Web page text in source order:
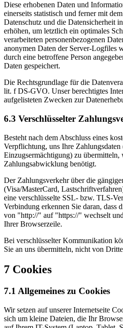
Diese erhobenen Daten und
einerseits statistisch und ferner mit
Datenschutz und die Datensicherheit
erhöhen, um letztlich ein optimales
verarbeiteten personenbezogenen
anonymen Daten der Server-Logfiles
durch eine betroffene Person
Daten gespeichert.
Die Rechtsgrundlage für die
lit. f DS-GVO. Unser berechtigtes
aufgelisteten Zwecken zur
6.3 Verschlüsselter
Besteht nach dem Abschluss eines
Verpflichtung, uns Ihre
Einzugsermächtigung) zu übermitteln,
Zahlungsabwicklung benötigt.
Der Zahlungsverkehr über die
(Visa/MasterCard,
eine verschlüsselte SSL- bzw. TLS-
Verbindung erkennen Sie daran, dass
von "http://" auf "https://" wechselt
Ihrer Browserzeile.
Bei verschlüsselter Kommunikation
Sie an uns übermitteln, nicht von
7 Cookies
7.1 Allgemeines zu Cookies
Wir setzen auf unserer Internetseite
sich um kleine Dateien, die Ihr